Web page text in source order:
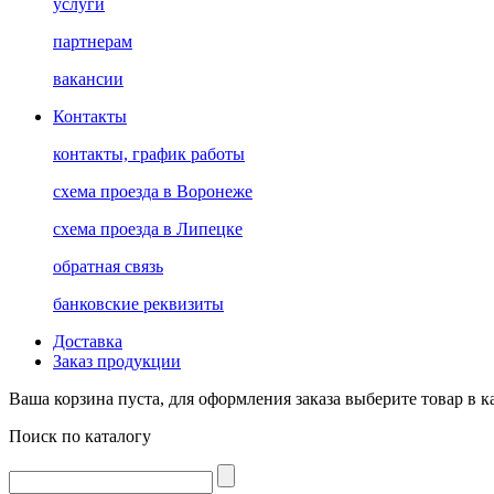
услуги
партнерам
вакансии
Контакты
контакты, график работы
схема проезда в Воронеже
схема проезда в Липецке
обратная связь
банковские реквизиты
Доставка
Заказ продукции
Ваша корзина пуста, для оформления заказа выберите товар в
Поиск по каталогу